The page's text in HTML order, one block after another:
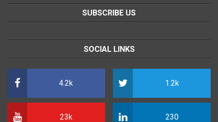
SUBSCRIBE US
SOCIAL LINKS
4.2k 1.2k
23k 230